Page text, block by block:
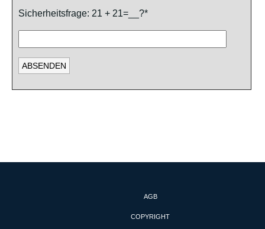
Sicherheitsfrage: 21 + 21=__?*
AGB
COPYRIGHT